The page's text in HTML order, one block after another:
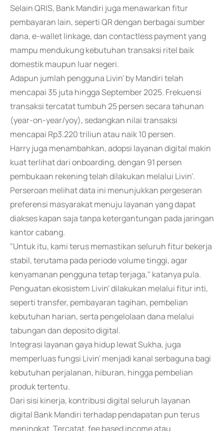
Selain QRIS, Bank Mandiri juga menawarkan fitur
pembayaran lain, seperti QR dengan berbagai sumber
dana, e-wallet linkage, dan contactless payment yang
mampu mendukung kebutuhan transaksi ritel baik
domestik maupun luar negeri.
Adapun jumlah pengguna Livin' by Mandiri telah
mencapai 35 juta hingga September 2025. Frekuensi
transaksi tercatat tumbuh 25 persen secara tahunan
(year-on-year/yoy), sedangkan nilai transaksi
mencapai Rp3.220 triliun atau naik 10 persen.
Harry juga menambahkan, adopsi layanan digital makin
kuat terlihat dari onboarding, dengan 91 persen
pembukaan rekening telah dilakukan melalui Livin'.
Perseroan melihat data ini menunjukkan pergeseran
preferensi masyarakat menuju layanan yang dapat
diakses kapan saja tanpa ketergantungan pada jaringan
kantor cabang.
"Untuk itu, kami terus memastikan seluruh fitur bekerja
stabil, terutama pada periode volume tinggi, agar
kenyamanan pengguna tetap terjaga," katanya pula.
Penguatan ekosistem Livin' dilakukan melalui fitur inti,
seperti transfer, pembayaran tagihan, pembelian
kebutuhan harian, serta pengelolaan dana melalui
tabungan dan deposito digital.
Integrasi layanan gaya hidup lewat Sukha, juga
memperluas fungsi Livin' menjadi kanal serbaguna bagi
kebutuhan perjalanan, hiburan, hingga pembelian
produk tertentu.
Dari sisi kinerja, kontribusi digital seluruh layanan
digital Bank Mandiri terhadap pendapatan pun terus
meningkat. Tercatat, fee based income atau